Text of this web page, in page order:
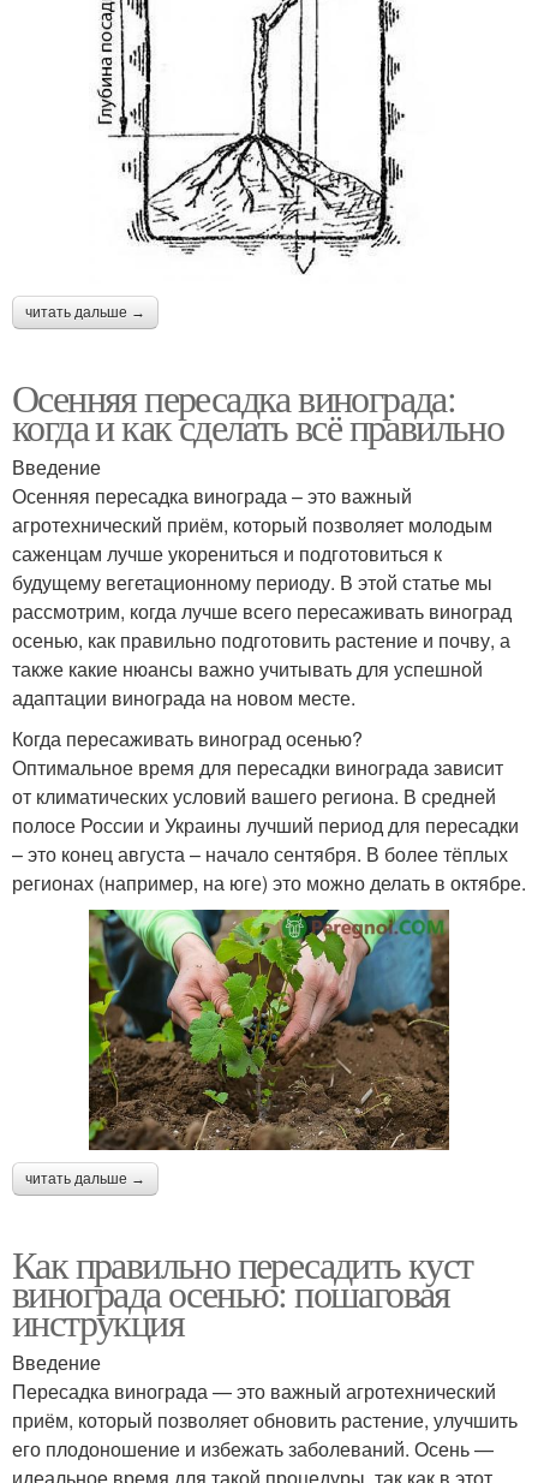
читать дальше →
Осенняя пересадка винограда:
когда и как сделать всё правильно
Введение
Осенняя пересадка винограда – это важный
агротехнический приём, который позволяет молодым
саженцам лучше укорениться и подготовиться к
будущему вегетационному периоду. В этой статье мы
рассмотрим, когда лучше всего пересаживать виноград
осенью, как правильно подготовить растение и почву, а
также какие нюансы важно учитывать для успешной
адаптации винограда на новом месте.
Когда пересаживать виноград осенью?
Оптимальное время для пересадки винограда зависит
от климатических условий вашего региона. В средней
полосе России и Украины лучший период для пересадки
– это конец августа – начало сентября. В более тёплых
регионах (например, на юге) это можно делать в октябре.
читать дальше →
Как правильно пересадить куст
винограда осенью: пошаговая
инструкция
Введение
Пересадка винограда — это важный агротехнический
приём, который позволяет обновить растение, улучшить
его плодоношение и избежать заболеваний. Осень —